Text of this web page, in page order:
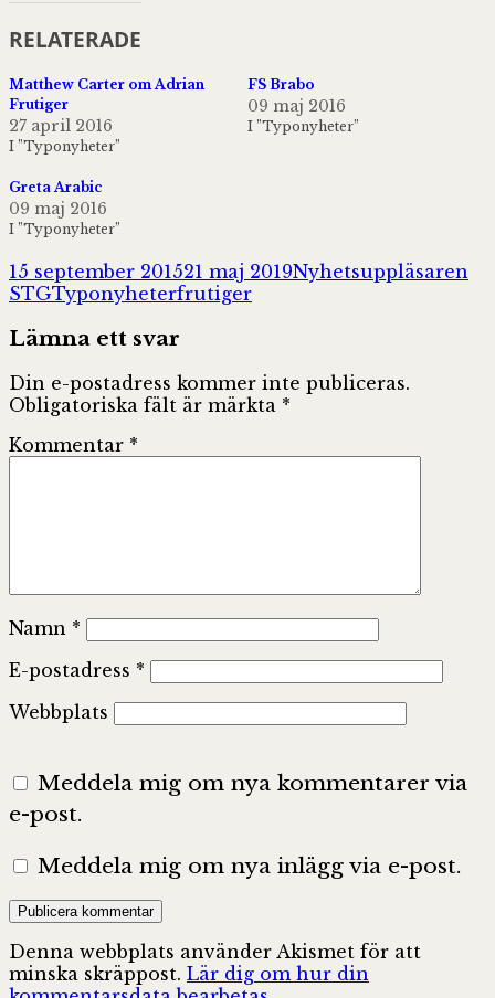
RELATERADE
Matthew Carter om Adrian
Frutiger
27 april 2016
I ”Typonyheter”
FS Brabo
09 maj 2016
I ”Typonyheter”
Greta Arabic
09 maj 2016
I ”Typonyheter”
Postat
15 september 201521 maj 2019Författare
Nyhetsuppläsaren
STGKategorier
TyponyheterTaggar
frutiger
Lämna ett svar
Din e-postadress kommer inte publiceras.
Obligatoriska fält är märkta *
Kommentar *
Namn *
E-postadress *
Webbplats
Meddela mig om nya kommentarer via
e-post.
Meddela mig om nya inlägg via e-post.
Denna webbplats använder Akismet för att
minska skräppost. Lär dig om hur din